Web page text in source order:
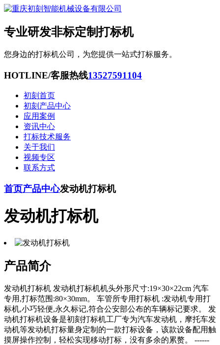
专业研发非标定制打标机
您身边的打标机公司，为您提供一站式打标服务。
HOTLINE/客服热线13527591104
初刻首页
初刻产品中心
应用案例
资讯中心
打标技术服务
关于我们
视频专区
联系方式
首页产品中心发动机打标机
发动机打标机
产品简介
发动机打标机 发动机打标机机头外形尺寸:19×30×22cm 汽车
专用,打标范围:80×30mm。 车管所专用打标机 :发动机专用打
标机,小巧轻便,永久标记,符合公安部公布的车辆标记要求。 发
动机打标机设备是初刻打标机工厂专为汽车发动机，摩托车发
动机等发动机打标量身定制的一款打标设备，该款设备配用触
摸屏操作控制，轻松实现移动打标，没有多余的累赘。 ------